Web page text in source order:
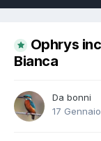
Ophrys
Bianca
Da bonni
17